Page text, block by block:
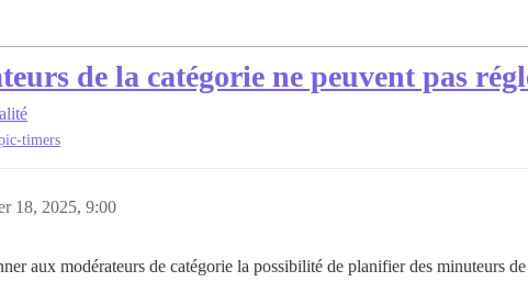
de la catégorie ne peuvent pas
timers
18, 2025, 9:00
aux modérateurs de catégorie la possibilité de planifier des minuteurs